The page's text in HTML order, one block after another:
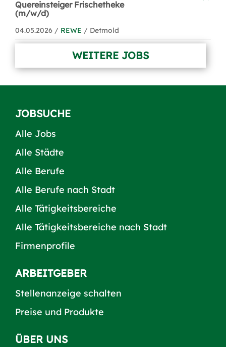
Quereinsteiger Frischetheke
(m/w/d)
04.05.2026 / REWE / Detmold
WEITERE JOBS
JOBSUCHE
Alle Jobs
Alle Städte
Alle Berufe
Alle Berufe nach Stadt
Alle Tätigkeitsbereiche
Alle Tätigkeitsbereiche nach Stadt
Firmenprofile
ARBEITGEBER
Stellenanzeige schalten
Preise und Produkte
ÜBER UNS